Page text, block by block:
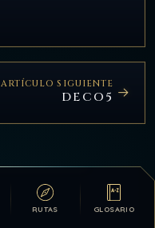
RUTAS GLOSARIO
ARTÍCULO SIGUIENTE
DECO5